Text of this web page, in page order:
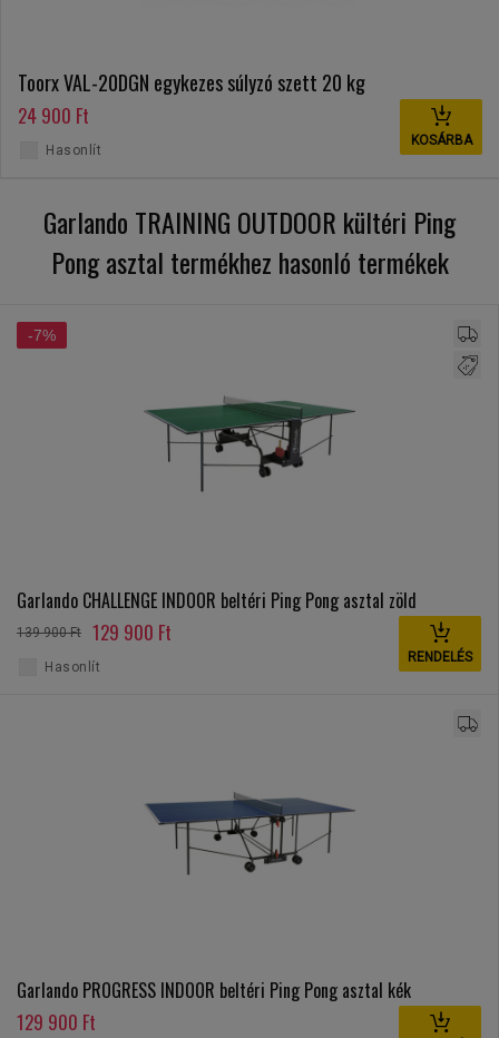
Toorx VAL-20DGN egykezes súlyzó szett 20 kg
24 900 Ft
KOSÁRBA
Hasonlít
Garlando TRAINING OUTDOOR kültéri Ping
Pong asztal termékhez hasonló termékek
-7%
Garlando CHALLENGE INDOOR beltéri Ping Pong asztal zöld
139 900 Ft 129 900 Ft
RENDELÉS
Hasonlít
Garlando PROGRESS INDOOR beltéri Ping Pong asztal kék
129 900 Ft